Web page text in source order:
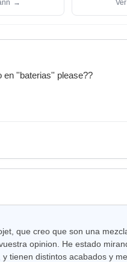
→
en ''baterias'' please??
que creo que son una
opinion. He estado
tienen distintos acabados y